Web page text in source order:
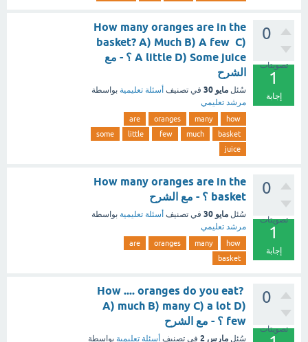
0
تصويتات
1
إجابة
How many oranges are in the
basket? A) Much B) A few C)
A little D) Some juice ؟ - مع
الشرح
سُئل مايو 30 في تصنيف أسئلة تعليمية بواسطة
مرشد تعليمي
how
many
oranges
are
basket
much
few
little
some
juice
0
تصويتات
1
إجابة
How many oranges are in the
basket ؟ - مع الشرح
سُئل مايو 30 في تصنيف أسئلة تعليمية بواسطة
مرشد تعليمي
how
many
oranges
are
basket
0
تصويتات
How .... oranges do you eat?
A) much B) many C) a lot D)
few ؟ - مع الشرح
سُئل مارس 2 في تصنيف أسئلة تعليمية بواسطة